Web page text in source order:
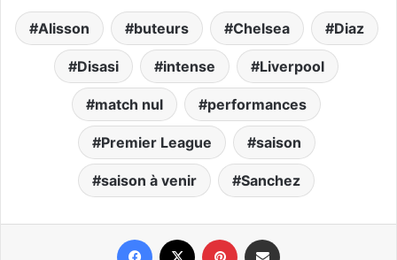
Alisson buteurs Chelsea Diaz
Disasi intense Liverpool
match nul performances
Premier League saison
saison à venir Sanchez